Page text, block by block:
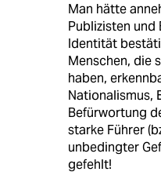
Man hätte
Publizisten
Identität
Menschen, die
haben,
Nationalismus,
Befürwortung
starke Führer
unbedingter
gefehlt!